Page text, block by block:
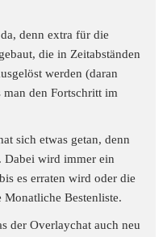
denn extra für die
die in Zeitabständen
werden (daran
man den Fortschritt im
sich etwas getan, denn
Dabei wird immer ein
es erraten wird oder die
Monatliche Bestenliste.
der Overlaychat auch neu